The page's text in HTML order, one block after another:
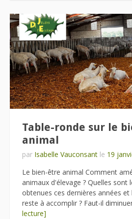
Table-ronde sur le
animal
par Isabelle Vauconsant le 19
Le bien-être animal Comment
animaux d'élevage ? Quelles sont
obtenues ces dernières années et
reste à accomplir ? Faut-il
lecture]